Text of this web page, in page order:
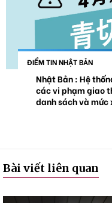
ĐIỂM TIN NHẬT BẢN
Nhật Bản : Hệ
các vi phạm giao
danh sách và mức
Bài viết liên quan